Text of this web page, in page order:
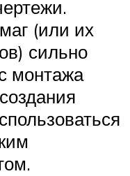
(или их
сильно
монтажа